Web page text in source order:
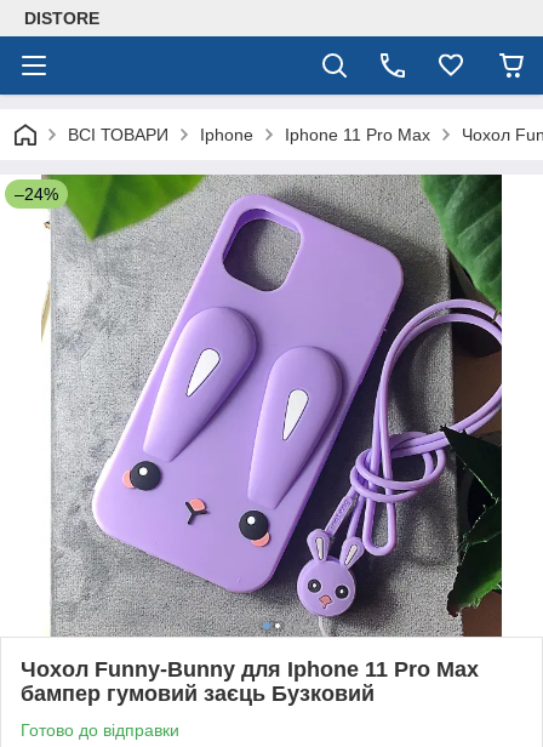
DISTORE
ВСІ ТОВАРИ Iphone Iphone 11 Pro Max Чохол
–24%
Чохол Funny-Bunny для Iphone 11 Pro Max
бампер гумовий заєць Бузковий
Готово до відправки